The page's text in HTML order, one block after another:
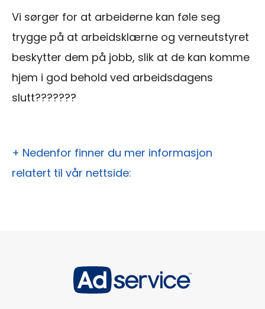
Vi sørger for at arbeiderne kan føle seg
trygge på at arbeidsklærne og verneutstyret
beskytter dem på jobb, slik at de kan komme
hjem i god behold ved arbeidsdagens
slutt???????
+ Nedenfor finner du mer informasjon
relatert til vår nettside: